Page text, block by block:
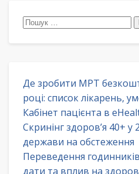
Пошук:
Де зробити МРТ
році: список лікарень,
Кабінет пацієнта в
Скринінг здоров’я 40+ у
держави на обстеження
Переведення
дати та вплив на